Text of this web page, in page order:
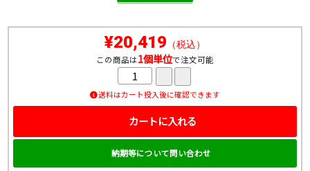
¥20,419 （税込）
この商品は1個単位で注文可能
送料はカート投入後に確認できます
カートに入れる
納期等について問い合わせ